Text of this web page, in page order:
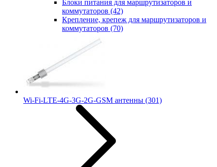
Блоки питания для маршрутизаторов и
коммутаторов (42)
Крепление, крепеж для маршрутизаторов и
коммутаторов (70)
Wi-Fi-LTE-4G-3G-2G-GSM антенны (301)